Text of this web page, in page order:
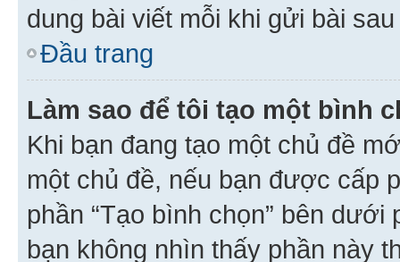
dung bài viết mỗi khi gửi bài sau
Đầu trang
Làm sao để tôi tạo một bình
Khi bạn đang tạo một chủ đề
một chủ đề, nếu bạn được cấp
phần “Tạo bình chọn” bên
bạn không nhìn thấy phần này